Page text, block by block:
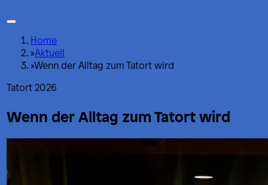
Home
»Aktuell
»Wenn der Alltag zum Tatort wird
Tatort 2026
Wenn der Alltag zum Tatort wird